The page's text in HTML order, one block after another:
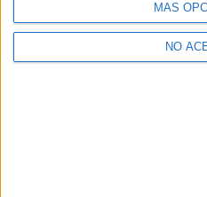
MÁS
NO
Email: info@forofp.es